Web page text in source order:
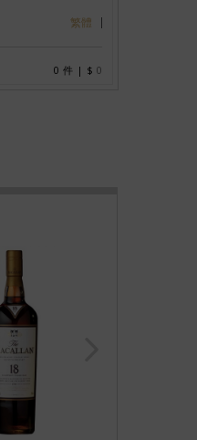
繁體
0 件 | $ 0